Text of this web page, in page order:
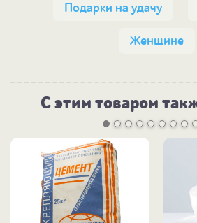
Подарки на удачу
Женщине
С этим товаром